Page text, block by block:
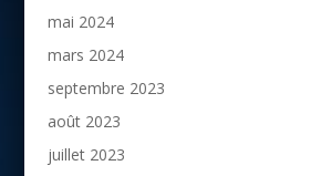
mai 2024
mars 2024
septembre 2023
août 2023
juillet 2023